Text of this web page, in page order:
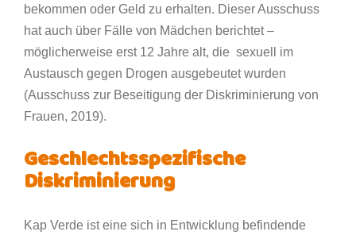
bekommen oder Geld zu erhalten. Dieser Ausschuss
hat auch über Fälle von Mädchen berichtet –
möglicherweise erst 12 Jahre alt, die sexuell im
Austausch gegen Drogen ausgebeutet wurden
(Ausschuss zur Beseitigung der Diskriminierung von
Frauen, 2019).
Geschlechtsspezifische
Diskriminierung
Kap Verde ist eine sich in Entwicklung befindende